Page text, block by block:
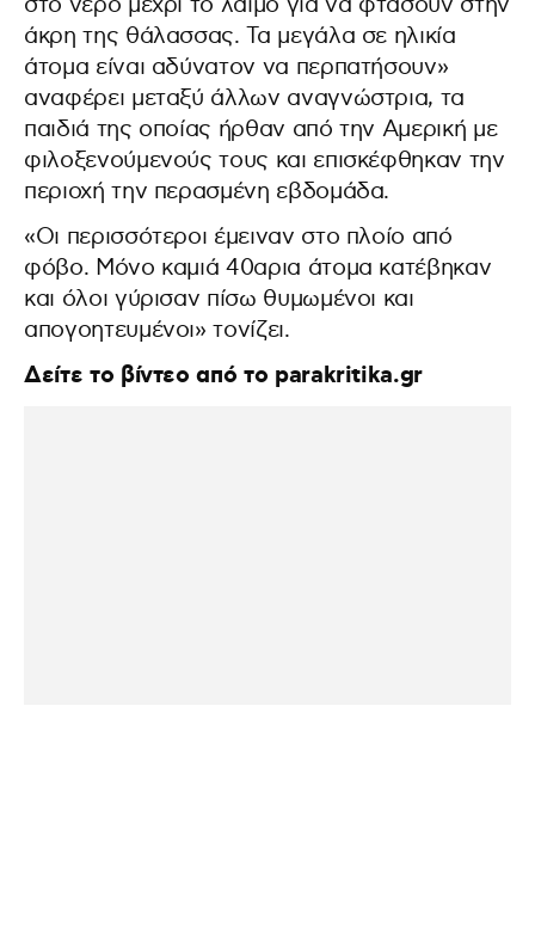
άκρη της θάλασσας. Τα μεγάλα σε ηλικία
άτομα είναι αδύνατον να περπατήσουν»
αναφέρει μεταξύ άλλων αναγνώστρια, τα
παιδιά της οποίας ήρθαν από την Αμερική με
φιλοξενούμενούς τους και επισκέφθηκαν την
περιοχή την περασμένη εβδομάδα.
«Οι περισσότεροι έμειναν στο πλοίο από
φόβο. Μόνο καμιά 40αρια άτομα κατέβηκαν
και όλοι γύρισαν πίσω θυμωμένοι και
απογοητευμένοι» τονίζει.
Δείτε το βίντεο από το parakritika.gr